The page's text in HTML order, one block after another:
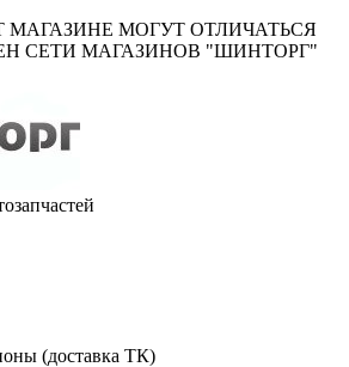
МАГАЗИНЕ МОГУТ ОТЛИЧАТЬСЯ
СЕТИ МАГАЗИНОВ "ШИНТОРГ"
(доставка ТК)